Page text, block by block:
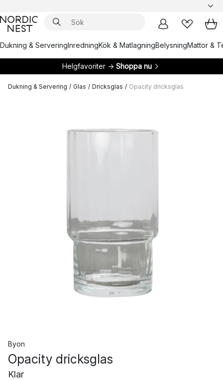
Dukning & ServeringInredningKök & MatlagningBelysningMattor &
Helgfavoriter → Shoppa nu
Dukning & Servering / Glas / Dricksglas / Opacity dricksglas
Byon
Opacity dricksglas
Klar